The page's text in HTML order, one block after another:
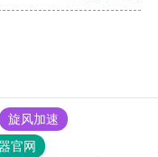
旋风加速
官网